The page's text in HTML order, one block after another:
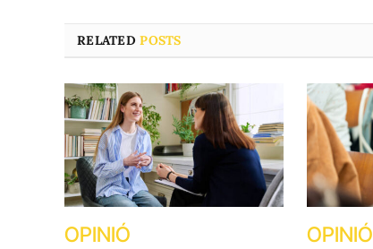
RELATEDPOSTS
OPINIÓ OPINIÓ